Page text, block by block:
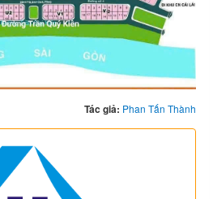
Tác giả: Phan Tấn Thành